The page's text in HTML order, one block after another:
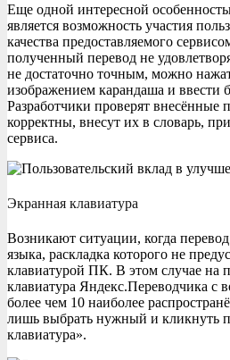
Еще одной интересной
является возможность участия
качества предоставляемого
полученный перевод не
не достаточно точным, можно
изображением карандаша и ввести
Разработчики проверят внесённые
корректны, внесут их в словарь,
сервиса.
Экранная клавиатура
Возникают ситуации, когда
языка, раскладка которого не
клавиатурой ПК. В этом случае на
клавиатура Яндекс.Переводчика с
более чем 10 наиболее
лишь выбрать нужный и кликнуть
клавиатура».